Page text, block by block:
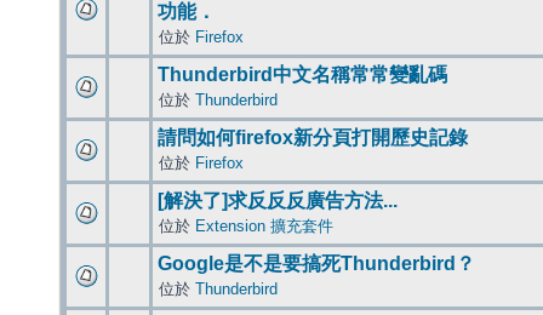
功能．
位於 Firefox
Thunderbird中文名稱常常變亂碼
位於 Thunderbird
請問如何firefox新分頁打開歷史記錄
位於 Firefox
[解決了]求反反反廣告方法...
位於 Extension 擴充套件
Google是不是要搞死Thunderbird？
位於 Thunderbird